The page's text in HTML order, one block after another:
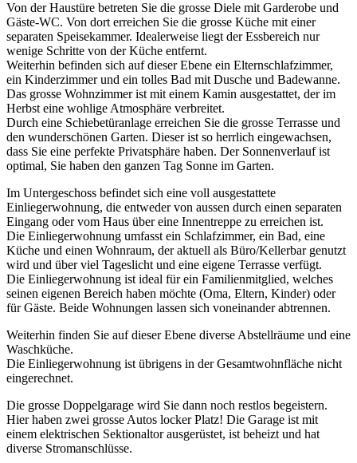
Von der Haustüre betreten Sie die grosse Diele mit Garderobe und
Gäste-WC. Von dort erreichen Sie die grosse Küche mit einer
separaten Speisekammer. Idealerweise liegt der Essbereich nur
wenige Schritte von der Küche entfernt.
Weiterhin befinden sich auf dieser Ebene ein Elternschlafzimmer,
ein Kinderzimmer und ein tolles Bad mit Dusche und Badewanne.
Das grosse Wohnzimmer ist mit einem Kamin ausgestattet, der im
Herbst eine wohlige Atmosphäre verbreitet.
Durch eine Schiebetüranlage erreichen Sie die grosse Terrasse und
den wunderschönen Garten. Dieser ist so herrlich eingewachsen,
dass Sie eine perfekte Privatsphäre haben. Der Sonnenverlauf ist
optimal, Sie haben den ganzen Tag Sonne im Garten.
Im Untergeschoss befindet sich eine voll ausgestattete
Einliegerwohnung, die entweder von aussen durch einen separaten
Eingang oder vom Haus über eine Innentreppe zu erreichen ist.
Die Einliegerwohnung umfasst ein Schlafzimmer, ein Bad, eine
Küche und einen Wohnraum, der aktuell als Büro/Kellerbar genutzt
wird und über viel Tageslicht und eine eigene Terrasse verfügt.
Die Einliegerwohnung ist ideal für ein Familienmitglied, welches
seinen eigenen Bereich haben möchte (Oma, Eltern, Kinder) oder
für Gäste. Beide Wohnungen lassen sich voneinander abtrennen.
Weiterhin finden Sie auf dieser Ebene diverse Abstellräume und eine
Waschküche.
Die Einliegerwohnung ist übrigens in der Gesamtwohnfläche nicht
eingerechnet.
Die grosse Doppelgarage wird Sie dann noch restlos begeistern.
Hier haben zwei grosse Autos locker Platz! Die Garage ist mit
einem elektrischen Sektionaltor ausgerüstet, ist beheizt und hat
diverse Stromanschlüsse.